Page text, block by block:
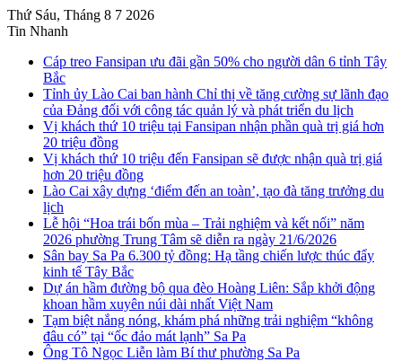
Thứ Sáu, Tháng 8 7 2026
Tin Nhanh
Cáp treo Fansipan ưu đãi gần 50% cho người dân 6 tỉnh Tây
Bắc
Tỉnh ủy Lào Cai ban hành Chỉ thị về tăng cường sự lãnh đạo
của Đảng đối với công tác quản lý và phát triển du lịch
Vị khách thứ 10 triệu tại Fansipan nhận phần quà trị giá hơn
20 triệu đồng
Vị khách thứ 10 triệu đến Fansipan sẽ được nhận quà trị giá
hơn 20 triệu đồng
Lào Cai xây dựng ‘điểm đến an toàn’, tạo đà tăng trưởng du
lịch
Lễ hội “Hoa trái bốn mùa – Trải nghiệm và kết nối” năm
2026 phường Trung Tâm sẽ diễn ra ngày 21/6/2026
Sân bay Sa Pa 6.300 tỷ đồng: Hạ tầng chiến lược thúc đẩy
kinh tế Tây Bắc
Dự án hầm đường bộ qua đèo Hoàng Liên: Sắp khởi động
khoan hầm xuyên núi dài nhất Việt Nam
Tạm biệt nắng nóng, khám phá những trải nghiệm “không
đâu có” tại “ốc đảo mát lạnh” Sa Pa
Ông Tô Ngọc Liễn làm Bí thư phường Sa Pa